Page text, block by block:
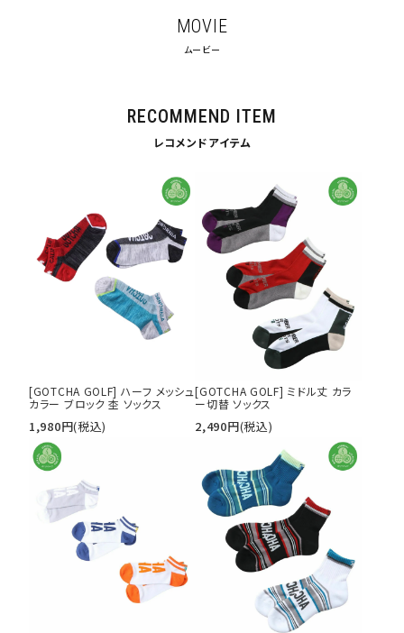
MOVIE
ムービー
RECOMMEND ITEM
レコメンドアイテム
[GOTCHA GOLF] ハーフ メッシュ
カラー ブロック 杢 ソックス
1,980円(税込)
[GOTCHA GOLF] ミドル丈 カラ
ー切替 ソックス
2,490円(税込)